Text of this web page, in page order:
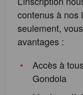
contenus à nos
seulement,
avantages :
Accès à
Gondola